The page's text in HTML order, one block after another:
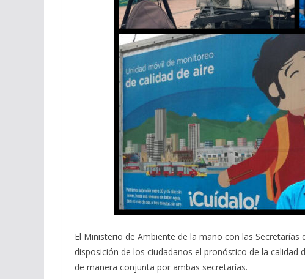
El Ministerio de Ambiente de la mano con las
disposición de los ciudadanos el pronóstico de la calidad
de manera conjunta por ambas secretarías.